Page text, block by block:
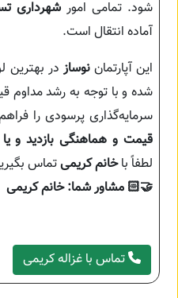
شود. تمامی امور شهرداری
آماده انتقال است.
این آپارتماننوساز در بهترین
شده و با توجه به رشد مداوم
سرمایه‌گذاری پرسودی را
قیمت و هماهنگی بازدید و
لطفاً باخانم کریمیتماس
🤝🏻 مشاور شما: خانم کریمی
تماس با غزاله کریمی